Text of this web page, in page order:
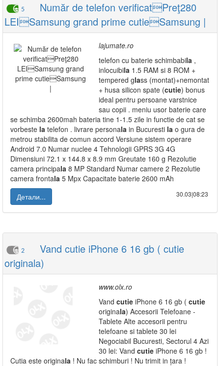
5
Număr de telefon verificatPreţ280
LEISamsung grand prime cutieSamsung |
lajumate.ro
telefon cu baterie schimbabila ,
inlocuibila 1.5 RAM si 8 ROM +
tempered glass (montat)+nemontat
+ husa silicon spate (cutie) bonus
ideal pentru persoane varstnice
sau copii . meniu usor baterie care
se schimba 2600mah bateria tine 1-1.5 zile in functie de cat se
vorbeste la telefon . livrare personala in Bucuresti la o gura de
metrou stabilita de comun accord Versiune sistem operare
Android 7.0 Numar nuclee 4 Tehnologii GPRS 3G 4G
Dimensiuni 72.1 x 144.8 x 8.9 mm Greutate 160 g Rezolutie
camera principala 8 MP Standard Numar camere 2 Rezolutie
camera frontala 5 Mpx Capacitate baterie 2600 mAh
Детали...
30.03|08:23
2
Vand cutie iPhone 6 16 gb ( cutie
originala)
www.olx.ro
Vand cutie iPhone 6 16 gb ( cutie
originala) Accesorii Telefoane -
Tablete Alte accesorii pentru
telefoane si tablete 30 lei
Negociabil Bucuresti, Sectorul 4 Azi
30 lei: Vand cutie iPhone 6 16 gb !
Cutia este originala ! Nu fac schimburi ! Nu trimit in țara !